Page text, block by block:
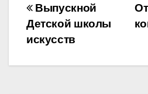
Навигация
по
записям
Выпускной
Детской школы
искусств